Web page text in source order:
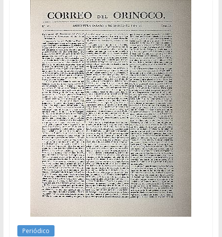
Periódico